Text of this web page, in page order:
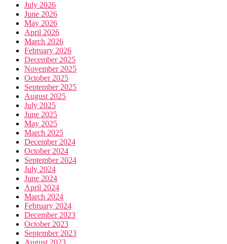
July 2026
June 2026
May 2026
April 2026
March 2026
February 2026
December 2025
November 2025
October 2025
September 2025
August 2025
July 2025
June 2025
May 2025
March 2025
December 2024
October 2024
September 2024
July 2024
June 2024
April 2024
March 2024
February 2024
December 2023
October 2023
September 2023
August 2023